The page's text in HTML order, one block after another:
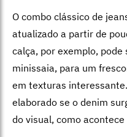
O combo clássico de
atualizado a partir de
calça, por exemplo,
minissaia, para um
em texturas
elaborado se o denim
do visual, como